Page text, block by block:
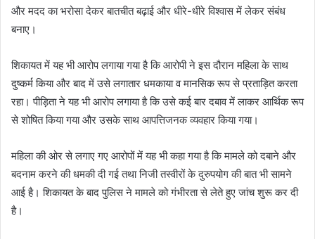
और मदद का भरोसा देकर बातचीत बढ़ाई और धीरे-धीरे विश्वास में लेकर संबंध
बनाए।
शिकायत में यह भी आरोप लगाया गया है कि आरोपी ने इस दौरान महिला के साथ
दुष्कर्म किया और बाद में उसे लगातार धमकाया व मानसिक रूप से प्रताड़ित करता
रहा। पीड़िता ने यह भी आरोप लगाया है कि उसे कई बार दबाव में लाकर आर्थिक रूप
से शोषित किया गया और उसके साथ आपत्तिजनक व्यवहार किया गया।
महिला की ओर से लगाए गए आरोपों में यह भी कहा गया है कि मामले को दबाने और
बदनाम करने की धमकी दी गई तथा निजी तस्वीरों के दुरुपयोग की बात भी सामने
आई है। शिकायत के बाद पुलिस ने मामले को गंभीरता से लेते हुए जांच शुरू कर दी
है।